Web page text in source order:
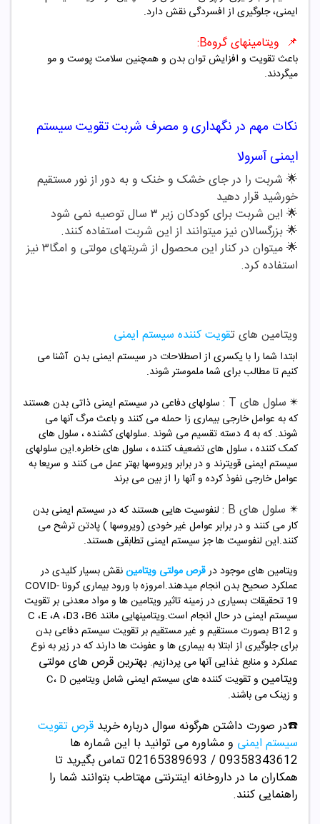
ایمنی، جلوگیری از افسردگی نقش دارد.
📌 ویتامینهای گروهB:
باعث تقویت و افزایش توان بدن و همچنین سلامت پوست و مو
میگردند.
نکات مهم در نگهداری و مصرف شربت تقویت سیستم
ایمنی آسرولا
🌟 شربت را در جای خشک و خنک و به دور از نور مستقیم
خورشید قرار دهید
🌟 این شربت برای کودکان زیر ۳ سال توصیه نمی شود
🌟بزرگسالان نیز میتوانند از این شربت استفاده کنند.
🌟
میتوان در کنار این محصول از شربتهای مولتی و امگا۳ نیز
استفاده کرد.
ویتامین های تقویت کننده سیستم ایمنی
ابتدا شما را با یکسری از اصطلاحات در سیستم ایمنی بدن آشنا می
کنیم تا مطالب برای شما ملموستر شوند.
✴️ سلول های T :
سلولهای دفاعی در سیستم ایمنی ذاتی بدن هستند
که به عوامل خارجی بیماری زا حمله می کنند و باعث مرگ آنها می
شوند. که به 4 دسته تقسیم می شوند .سلولهای کشنده ، سلول های
کمک کننده ، سلول های تضعیف کننده ، سلول های خاطره.این سلولهای
سیستم ایمنی قویترند و در برابر ویروسها بهتر عمل می کنند و سریعا به
عوامل خارجی نفوذ کرده و آنها را از بین می برند
✴️ سلول های B :
لنفوسیت هایی هستند که در سیستم ایمنی بدن
کار می کنند و در برابر عوامل غیر خودی (ویروسها ) پادتن ترشح می
کنند.این لنفوسیت ها جز سیستم ایمنی تطابقی هستند.
ویتامین های موجود درقرص مولتی ویتامیننقش بسیار کلیدی در
عملکرد صحیح بدن انجام میدهند.امروزه با ورود بیماری کرونا COVID-
19 تحقیقات بسیاری در زمینه تاثیر ویتامین ها و مواد معدنی بر تقویت
و B12 بصورت مستقیم و غیر مستقیم بر تقویت سیستم دفاعی بدن
برای جلوگیری از ابتلا به بیماری ها و عفونت ها دارند که در زیر به نوع
عملکرد و منابع غذایی آنها می پردازیم. بهترین قرص های مولتی
ویتامین
و تقویت کننده های سیستم ایمنی شامل ویتامین C، D
و زینکمی باشند.
☎️در صورت داشتن هرگونه سوال درباره خرید قرص تقویت
سیستم ایمنی و مشاوره می توانید با این شماره ها
09358343612 / 02165389693
تماس بگیرید تا
همکاران ما در داروخانه اینترنتی مهتاطب بتوانند شما را
راهنمایی کنند.